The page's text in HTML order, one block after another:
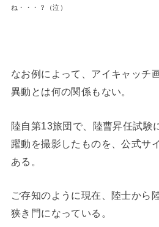
ね・・・？（泣）
なお例によって、アイキャッチ
異動とは何の関係もない。
陸自第13旅団で、陸曹昇任試験
躍動を撮影したものを、公式サ
ある。
ご存知のように現在、陸士から
狭き門になっている。